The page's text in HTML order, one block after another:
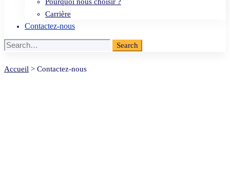
Carrière
Contactez-nous
Search
Search
Contactez-
Accueil > Contactez-nous